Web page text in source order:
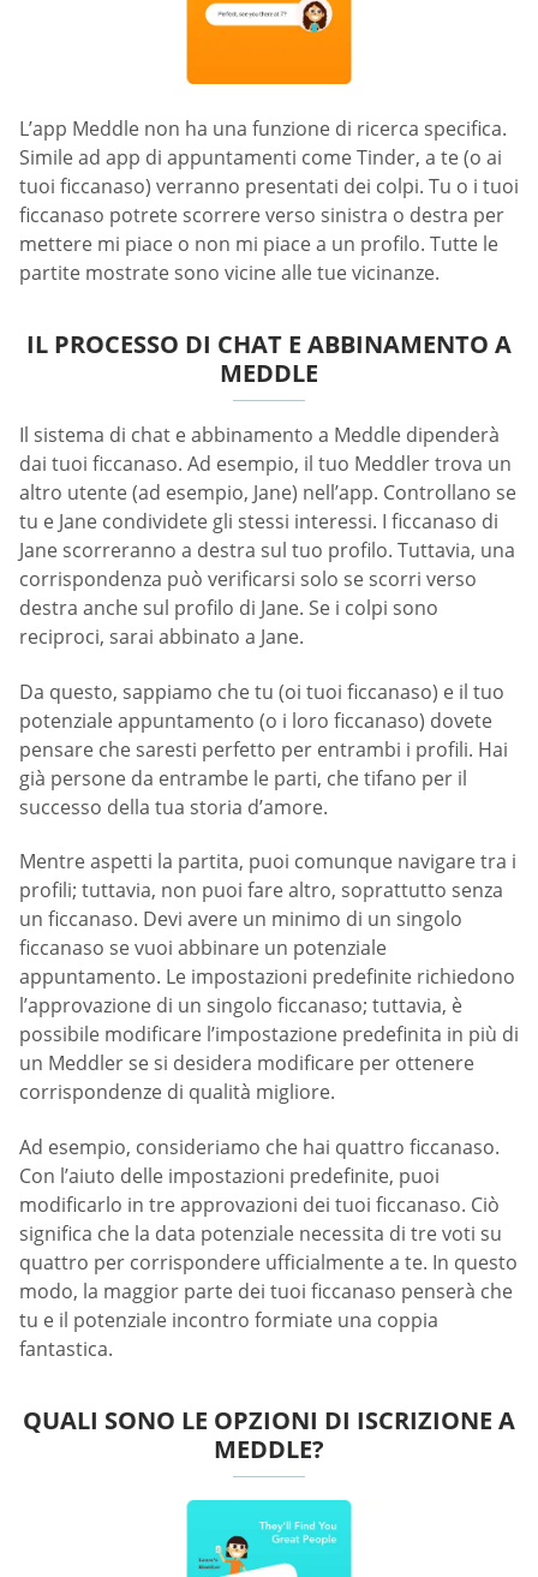
L’app Meddle non ha una funzione di ricerca specifica.
Simile ad app di appuntamenti come Tinder, a te (o ai
tuoi ficcanaso) verranno presentati dei colpi. Tu o i tuoi
ficcanaso potrete scorrere verso sinistra o destra per
mettere mi piace o non mi piace a un profilo. Tutte le
partite mostrate sono vicine alle tue vicinanze.
IL PROCESSO DI CHAT E ABBINAMENTO A
MEDDLE
Il sistema di chat e abbinamento a Meddle dipenderà
dai tuoi ficcanaso. Ad esempio, il tuo Meddler trova un
altro utente (ad esempio, Jane) nell’app. Controllano se
tu e Jane condividete gli stessi interessi. I ficcanaso di
Jane scorreranno a destra sul tuo profilo. Tuttavia, una
corrispondenza può verificarsi solo se scorri verso
destra anche sul profilo di Jane. Se i colpi sono
reciproci, sarai abbinato a Jane.
Da questo, sappiamo che tu (oi tuoi ficcanaso) e il tuo
potenziale appuntamento (o i loro ficcanaso) dovete
pensare che saresti perfetto per entrambi i profili. Hai
già persone da entrambe le parti, che tifano per il
successo della tua storia d’amore.
Mentre aspetti la partita, puoi comunque navigare tra i
profili; tuttavia, non puoi fare altro, soprattutto senza
un ficcanaso. Devi avere un minimo di un singolo
ficcanaso se vuoi abbinare un potenziale
appuntamento. Le impostazioni predefinite richiedono
l’approvazione di un singolo ficcanaso; tuttavia, è
possibile modificare l’impostazione predefinita in più di
un Meddler se si desidera modificare per ottenere
corrispondenze di qualità migliore.
Ad esempio, consideriamo che hai quattro ficcanaso.
Con l’aiuto delle impostazioni predefinite, puoi
modificarlo in tre approvazioni dei tuoi ficcanaso. Ciò
significa che la data potenziale necessita di tre voti su
quattro per corrispondere ufficialmente a te. In questo
modo, la maggior parte dei tuoi ficcanaso penserà che
tu e il potenziale incontro formiate una coppia
fantastica.
QUALI SONO LE OPZIONI DI ISCRIZIONE A
MEDDLE?